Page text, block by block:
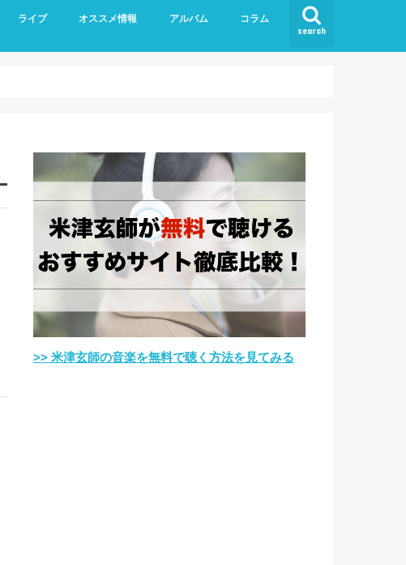
search
ライブ オススメ情報 アルバム コラム
>> 米津玄師の音楽を無料で聴く方法を見てみる